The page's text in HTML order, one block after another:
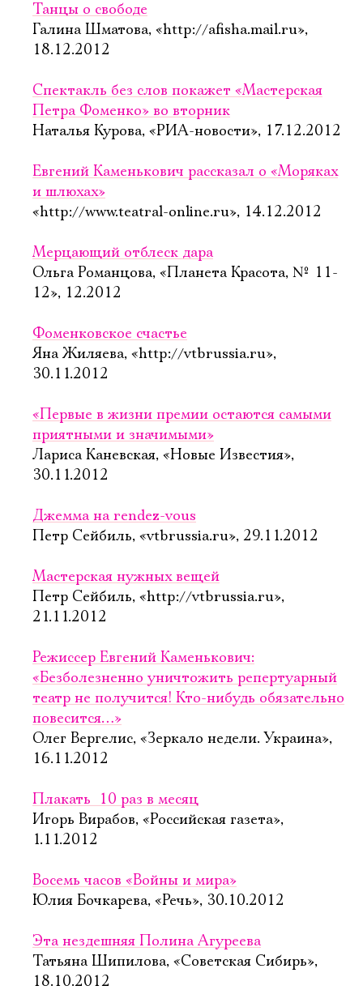
Танцы о свободе
Галина Шматова, «http://afisha.mail.ru»,
18.12.2012
Спектакль без слов покажет «Мастерская
Петра Фоменко» во вторник
Наталья Курова, «РИА-новости», 17.12.2012
Евгений Каменькович рассказал о «Моряках
и шлюхах»
«http://www.teatral-online.ru», 14.12.2012
Мерцающий отблеск дара
Ольга Романцова, «Планета Красота, № 11-
12», 12.2012
Фоменковское счастье
Яна Жиляева, «http://vtbrussia.ru»,
30.11.2012
«Первые в жизни премии остаются самыми
приятными и значимыми»
Лариса Каневская, «Новые Известия»,
30.11.2012
Джемма на rendez-vous
Петр Сейбиль, «vtbrussia.ru», 29.11.2012
Мастерская нужных вещей
Петр Сейбиль, «http://vtbrussia.ru»,
21.11.2012
Режиссер Евгений Каменькович:
«Безболезненно уничтожить репертуарный
театр не получится! Кто-нибудь обязательно
повесится…»
Олег Вергелис, «Зеркало недели. Украина»,
16.11.2012
Плакать  10 раз в месяц
Игорь Вирабов, «Российская газета»,
1.11.2012
Восемь часов «Войны и мира»
Юлия Бочкарева, «Речь», 30.10.2012
Эта нездешняя Полина Агуреева
Татьяна Шипилова, «Советская Сибирь»,
18.10.2012
Ознакомиться